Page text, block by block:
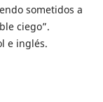
sometidos a
ciego”.
e inglés.